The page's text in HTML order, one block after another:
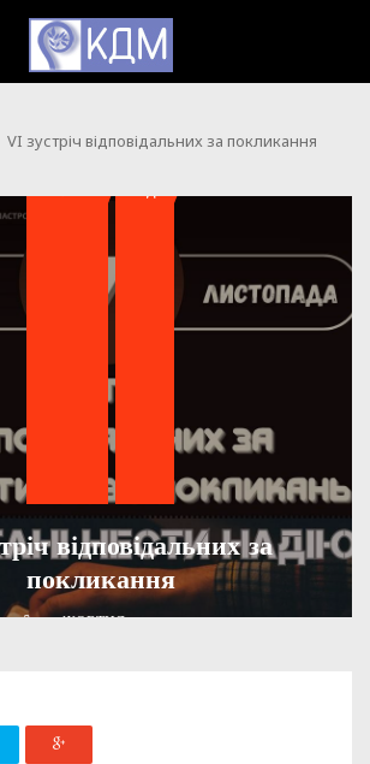
VI зустріч відповідальних за покликання
,
відповідальних за
покликання
21 ЖОВТНЯ, 2025 1036